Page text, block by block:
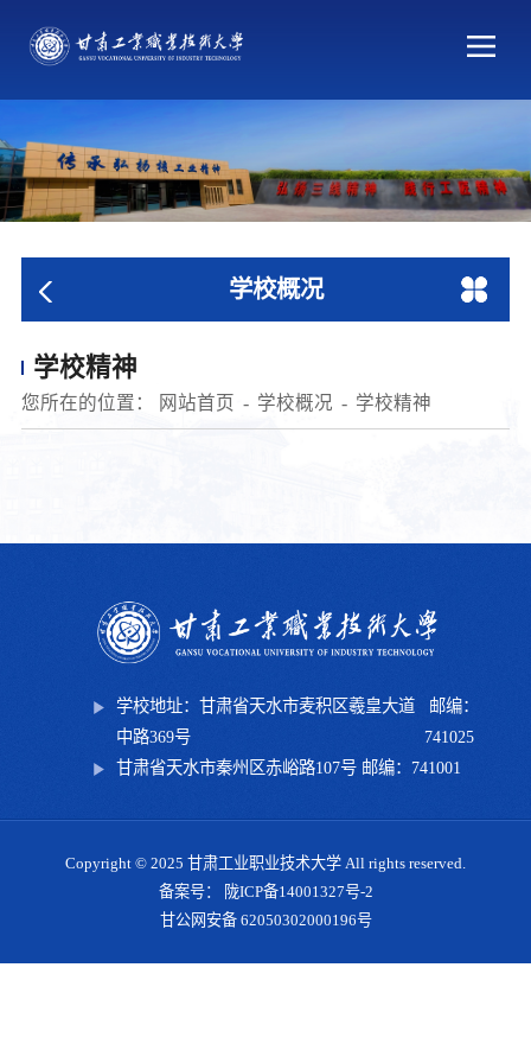
学校概况
学校精神
您所在的位置： 网站首页 学校概况 学校精神
学校地址：甘肃省天水市麦积区羲皇大道
中路369号
邮编：
741025
甘肃省天水市秦州区赤峪路107号 邮编：741001
Copyright © 2025 甘肃工业职业技术大学 All rights reserved.
备案号： 陇ICP备14001327号-2
甘公网安备 62050302000196号